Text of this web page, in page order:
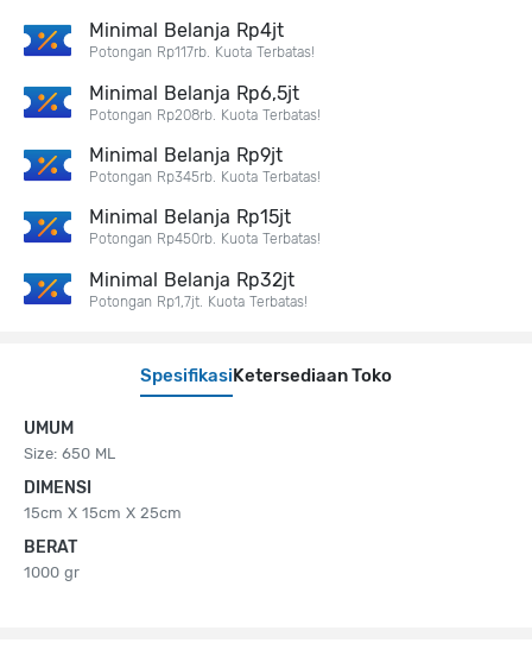
Spesifikasi Ketersediaan Toko
UMUM
Size: 650 ML
DIMENSI
15cm X 15cm X 25cm
BERAT
1000 gr
Minimal Belanja Rp4jt
Potongan Rp117rb. Kuota Terbatas!
Minimal Belanja Rp6,5jt
Potongan Rp208rb. Kuota Terbatas!
Minimal Belanja Rp9jt
Potongan Rp345rb. Kuota Terbatas!
Minimal Belanja Rp15jt
Potongan Rp450rb. Kuota Terbatas!
Minimal Belanja Rp32jt
Potongan Rp1,7jt. Kuota Terbatas!